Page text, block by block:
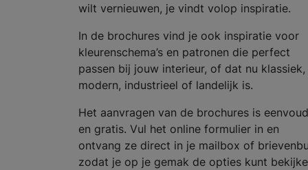
wilt vernieuwen, je vindt volop inspiratie.
In de brochures vind je ook inspiratie voor
kleurenschema’s en patronen die perfect
passen bij jouw interieur, of dat nu klassiek,
modern, industrieel of landelijk is.
Het aanvragen van de brochures is
en gratis. Vul het online formulier in en
ontvang ze direct in je mailbox of
zodat je op je gemak de opties kunt